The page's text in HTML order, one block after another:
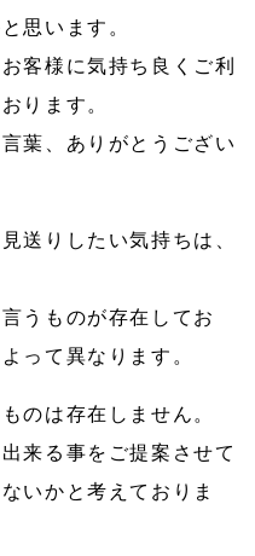
思います。
客様に気持ち良くご利
ります。
葉、ありがとうござい
送りしたい気持ちは、
うものが存在してお
って異なります。
のは存在しません。
来る事をご提案させて
いかと考えておりま